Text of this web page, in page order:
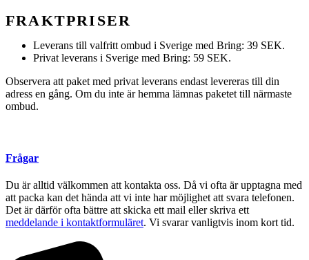
FRAKTPRISER
Leverans till valfritt ombud i Sverige med Bring: 39 SEK.
Privat leverans i Sverige med Bring: 59 SEK.
Observera att paket med privat leverans endast levereras till din
adress en gång. Om du inte är hemma lämnas paketet till närmaste
ombud.
Frågar
Du är alltid välkommen att kontakta oss. Då vi ofta är upptagna med
att packa kan det hända att vi inte har möjlighet att svara telefonen.
Det är därför ofta bättre att skicka ett mail eller skriva ett
meddelande i kontaktformuläret. Vi svarar vanligtvis inom kort tid.